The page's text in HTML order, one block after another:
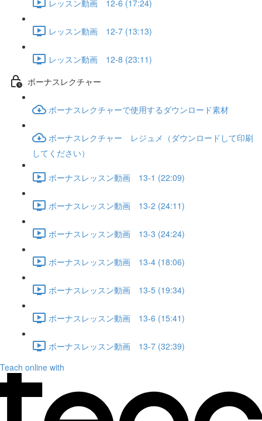
レッスン動画 12-6 (17:24)
レッスン動画 12-7 (13:13)
レッスン動画 12-8 (23:11)
ボーナスレクチャー
ボーナスレクチャーで使用するダウンロード素材
ボーナスレクチャー レジュメ（ダウンロードして印刷
してください）
ボーナスレッスン動画 13-1 (22:09)
ボーナスレッスン動画 13-2 (24:11)
ボーナスレッスン動画 13-3 (24:24)
ボーナスレッスン動画 13-4 (18:06)
ボーナスレッスン動画 13-5 (19:34)
ボーナスレッスン動画 13-6 (15:41)
ボーナスレッスン動画 13-7 (32:39)
Teach online with